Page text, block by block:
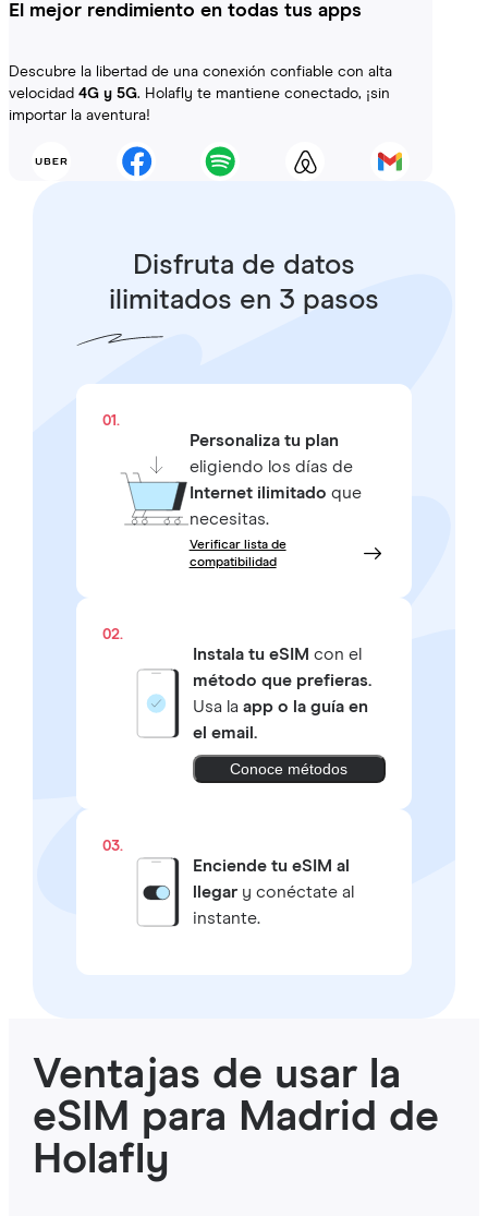
El mejor rendimiento en todas tus apps
Descubre la libertad de una conexión confiable con alta
velocidad 4G y 5G. Holafly te mantiene conectado, ¡sin
importar la aventura!
Disfruta de datos
ilimitados en 3 pasos
01.
Personaliza tu plan
eligiendo los días de
Internet ilimitado que
necesitas.
Verificar lista de
compatibilidad
02.
Instala tu eSIM con el
método que prefieras.
Usa la app o la guía en
el email.
Conoce métodos
03.
Enciende tu eSIM al
llegary conéctate al
instante.
Ventajas de usar la
eSIM para Madrid de
Holafly